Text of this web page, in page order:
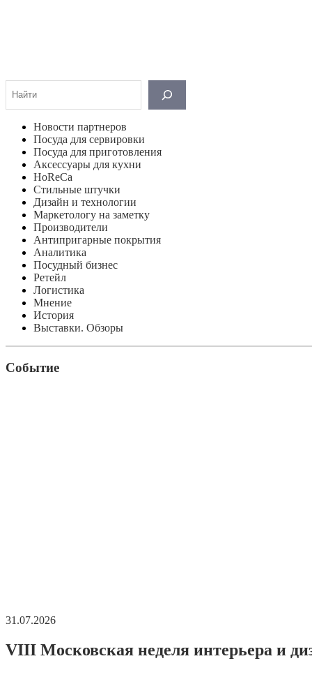
Новости партнеров
Посуда для сервировки
Посуда для приготовления
Аксессуары для кухни
HoReCa
Стильные штучки
Дизайн и технологии
Маркетологу на заметку
Производители
Антипригарные покрытия
Аналитика
Посудный бизнес
Ретейл
Логистика
Мнение
История
Выставки. Обзоры
Событие
31.07.2026
VIII Московская неделя интерьера и